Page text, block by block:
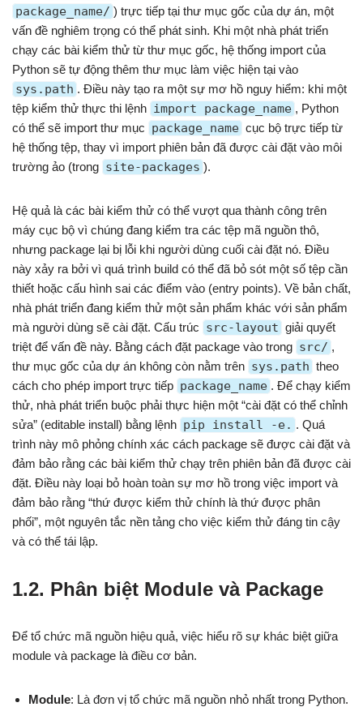
package_name/ ) trực tiếp tại thư mục gốc của dự án, một
vấn đề nghiêm trọng có thể phát sinh. Khi một nhà phát triển
chạy các bài kiểm thử từ thư mục gốc, hệ thống import của
Python sẽ tự động thêm thư mục làm việc hiện tại vào
sys.path . Điều này tạo ra một sự mơ hồ nguy hiểm: khi một
tệp kiểm thử thực thi lệnh import package_name , Python
có thể sẽ import thư mục package_name cục bộ trực tiếp từ
hệ thống tệp, thay vì import phiên bản đã được cài đặt vào môi
trường ảo (trong site-packages ).
Hệ quả là các bài kiểm thử có thể vượt qua thành công trên
máy cục bộ vì chúng đang kiểm tra các tệp mã nguồn thô,
nhưng package lại bị lỗi khi người dùng cuối cài đặt nó. Điều
này xảy ra bởi vì quá trình build có thể đã bỏ sót một số tệp cần
thiết hoặc cấu hình sai các điểm vào (entry points). Về bản chất,
nhà phát triển đang kiểm thử một sản phẩm khác với sản phẩm
mà người dùng sẽ cài đặt. Cấu trúc src-layout giải quyết
triệt để vấn đề này. Bằng cách đặt package vào trong src/ ,
thư mục gốc của dự án không còn nằm trên sys.path theo
cách cho phép import trực tiếp package_name . Để chạy kiểm
thử, nhà phát triển buộc phải thực hiện một “cài đặt có thể chỉnh
sửa” (editable install) bằng lệnh pip install -e. . Quá
trình này mô phỏng chính xác cách package sẽ được cài đặt và
đảm bảo rằng các bài kiểm thử chạy trên phiên bản đã được cài
đặt. Điều này loại bỏ hoàn toàn sự mơ hồ trong việc import và
đảm bảo rằng “thứ được kiểm thử chính là thứ được phân
phối”, một nguyên tắc nền tảng cho việc kiểm thử đáng tin cậy
và có thể tái lập.
1.2. Phân biệt Module và Package
Để tổ chức mã nguồn hiệu quả, việc hiểu rõ sự khác biệt giữa
module và package là điều cơ bản.
Module: Là đơn vị tổ chức mã nguồn nhỏ nhất trong Python.